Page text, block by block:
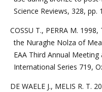
Science Reviews, 328, pp.
COSSU T., PERRA M.
the Nuraghe Nolza of
EAA Third Annual
International Series 719,
DE WAELE J., MELIS R. T.